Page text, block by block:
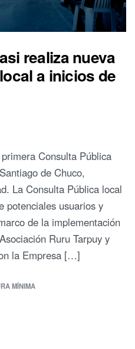
realiza nueva
a inicios de
Consulta Pública
de Chuco,
La Consulta Pública local
potenciales usuarios y
de la implementación
Ruru Tarpuy y
la Empresa […]
MÍNIMA